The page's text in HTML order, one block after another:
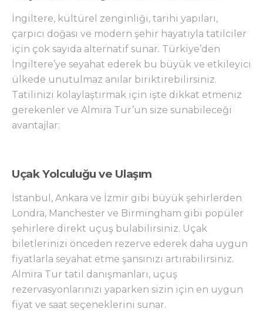
İngiltere, kültürel zenginliği, tarihi yapıları,
çarpıcı doğası ve modern şehir hayatıyla tatilciler
için çok sayıda alternatif sunar. Türkiye’den
İngiltere’ye seyahat ederek bu büyük ve etkileyici
ülkede unutulmaz anılar biriktirebilirsiniz.
Tatilinizi kolaylaştırmak için işte dikkat etmeniz
gerekenler ve Almira Tur’un size sunabileceği
avantajlar:
Uçak Yolculuğu ve Ulaşım
İstanbul, Ankara ve İzmir gibi büyük şehirlerden
Londra, Manchester ve Birmingham gibi popüler
şehirlere direkt uçuş bulabilirsiniz. Uçak
biletlerinizi önceden rezerve ederek daha uygun
fiyatlarla seyahat etme şansınızı artırabilirsiniz.
Almira Tur tatil danışmanları, uçuş
rezervasyonlarınızı yaparken sizin için en uygun
fiyat ve saat seçeneklerini sunar.